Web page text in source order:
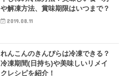
や解凍方法、賞味期限はいつまで？
2019.08.11
れんこんのきんぴらは冷凍できる？
冷凍期間(日持ち)や美味しいリメイ
クレシピを紹介！